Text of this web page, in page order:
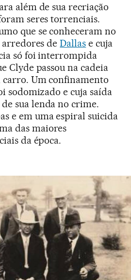
além de sua recriação
seres torrenciais.
que se conheceram no
arredores deDallas e cuja
só foi interrompida
Clyde passou na cadeia
Um confinamento
sodomizado e cuja saída
sua lenda no crime.
e em uma espiral suicida
das maiores
da época.